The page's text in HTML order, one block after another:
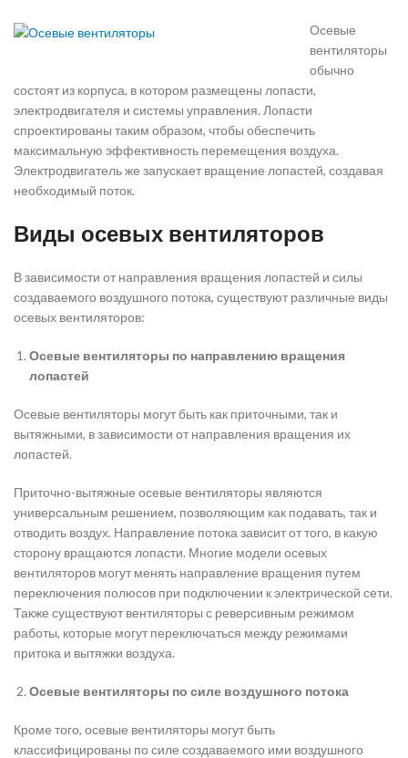
Осевые
вентиляторы
обычно
состоят из корпуса, в котором размещены лопасти,
электродвигателя и системы управления. Лопасти
спроектированы таким образом, чтобы обеспечить
максимальную эффективность перемещения воздуха.
Электродвигатель же запускает вращение лопастей, создавая
необходимый поток.
Виды осевых вентиляторов
В зависимости от направления вращения лопастей и силы
создаваемого воздушного потока, существуют различные виды
осевых вентиляторов:
Осевые вентиляторы по направлению вращения
лопастей
Осевые вентиляторы могут быть как приточными, так и
вытяжными, в зависимости от направления вращения их
лопастей.
Приточно-вытяжные осевые вентиляторы являются
универсальным решением, позволяющим как подавать, так и
отводить воздух. Направление потока зависит от того, в какую
сторону вращаются лопасти. Многие модели осевых
вентиляторов могут менять направление вращения путем
переключения полюсов при подключении к электрической сети.
Также существуют вентиляторы с реверсивным режимом
работы, которые могут переключаться между режимами
притока и вытяжки воздуха.
Осевые вентиляторы по силе воздушного потока
Кроме того, осевые вентиляторы могут быть
классифицированы по силе создаваемого ими воздушного